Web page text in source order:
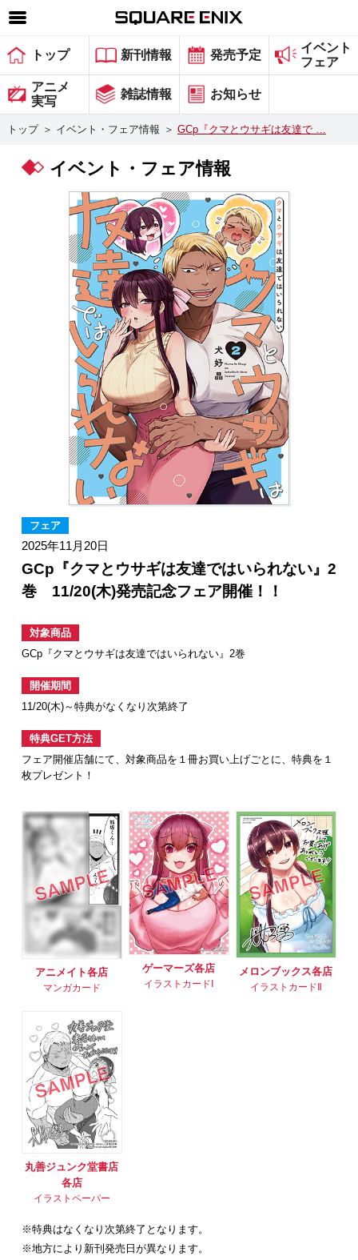
SQUARE ENIX 公式サイトメニュー
ゲーム
マガジン＆ブックス
グッズ
会社情報 採用情報
スクウェア・エニックス サイト内検索
トップ 新刊情報 発売予定
イベント
フェア
アニメ
実写
雑誌情報 お知らせ
トップ ＞ イベント・フェア情報 ＞ GCp『クマとウサギは友達で …
イベント・フェア情報
フェア
2025年11月20日
GCp『クマとウサギは友達ではいられない』2
巻 11/20(木)発売記念フェア開催！！
対象商品
GCp『クマとウサギは友達ではいられない』2巻
開催期間
11/20(木)～特典がなくなり次第終了
特典GET方法
フェア開催店舗にて、対象商品を１冊お買い上げごとに、特典を１
枚プレゼント！
アニメイト各店
マンガカード
ゲーマーズ各店
イラストカードⅠ
メロンブックス各店
イラストカードⅡ
丸善ジュンク堂書店
各店
イラストペーパー
※特典はなくなり次第終了となります。
※地方により新刊発売日が異なります。